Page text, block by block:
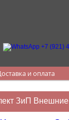
и оплата
ЗиП Внешние